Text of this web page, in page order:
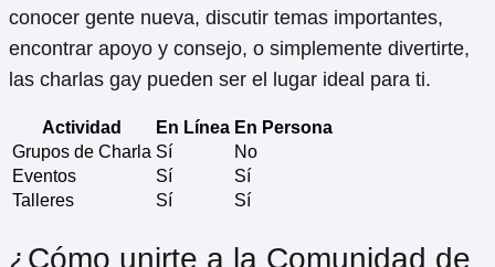
conocer gente nueva, discutir temas importantes,
encontrar apoyo y consejo, o simplemente divertirte,
las charlas gay pueden ser el lugar ideal para ti.
Actividad En Línea En Persona
Grupos de Charla Sí
No
Eventos
Sí
Sí
Talleres
Sí Sí
¿Cómo unirte a la Comunidad de